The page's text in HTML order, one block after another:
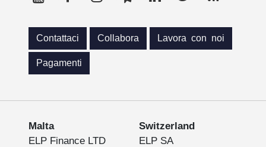
Contattaci Collabora Lavora con noi
Pagamenti
Malta
ELP Finance LTD
Switzerland
ELP SA